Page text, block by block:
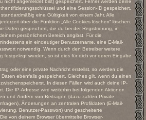
nicht angemeldet bist) gespeichert. Ferner werden deine
und eine Session-ID gespeichert.
eine Gültigkeit von einem Jahr. Alle
über die Funktion „Alle Cookies löschen“ löschen.
Daten gespeichert, die du bei der Registrierung, in
persönlichem Bereich angibst. Für die
ein eindeutiger Benutzername, eine E-Mail-
notwendig. Wenn durch den Betreiber weitere
festgelegt wurden, so ist dies für dich vor deren Eingabe
oder eine private Nachricht erstellst, so werden die
ebenfalls gespeichert. Gleiches gilt, wenn du einen
In diesen Fällen wird auch deine IP-
Die IP-Adresse wird weiterhin bei folgenden Aktionen
und Ändern von Beiträgen (dazu zählen Private
Änderungen an zentralen Profildaten (E-Mail-
Benutzer-Passwort) und gescheiterte
von deinem Browser übermittelte Browser-